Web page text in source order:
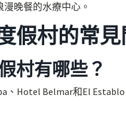
晚餐的水療中心。
假村的常
村有哪些？
、Hotel Belmar和El